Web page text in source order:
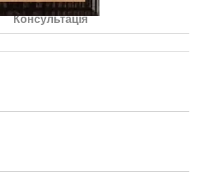
Консультація